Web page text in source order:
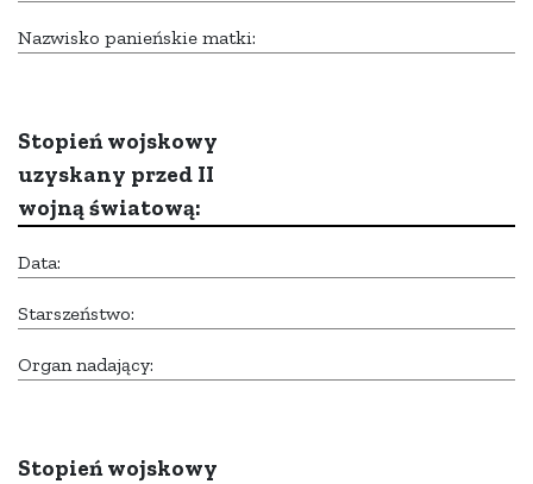
Nazwisko panieńskie matki:
Stopień wojskowy
uzyskany przed II
wojną światową:
Data:
Starszeństwo:
Organ nadający:
Stopień wojskowy